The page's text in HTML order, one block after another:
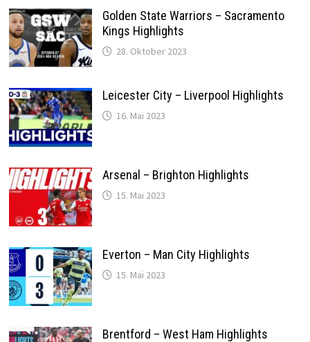
Golden State Warriors – Sacramento
Kings Highlights
28. Oktober 2023
Leicester City – Liverpool Highlights
16. Mai 2023
Arsenal – Brighton Highlights
15. Mai 2023
Everton – Man City Highlights
15. Mai 2023
Brentford – West Ham Highlights